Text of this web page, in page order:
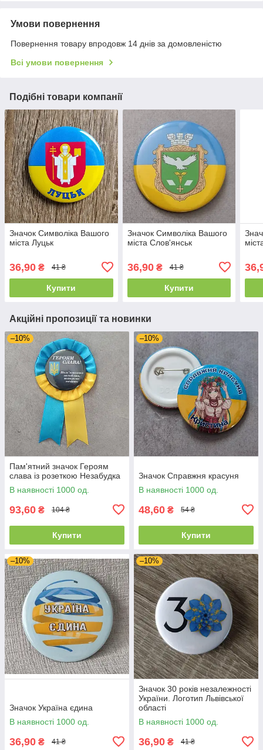
Умови повернення
Повернення товару впродовж 14 днів за домовленістю
Всі умови повернення
Подібні товари компанії
Значок Символіка Вашого
міста Луцьк
36,90 ₴ 41 ₴
Купити
Значок Символіка Вашого
міста Слов'янськ
36,90₴ 41 ₴
Купити
Акційні пропозиції та новинки
–10%
Пам'ятний значок Героям
слава із розеткою Незабудка
В наявності 1000 од.
93,60 ₴ 104 ₴
Купити
–10%
Значок Справжня красуня
В наявності 1000 од.
48,60 ₴ 54 ₴
Купити
–10%
Значок Україна єдина
В наявності 1000 од.
36,90 ₴ 41 ₴
–10%
Значок 30 років незалежності
України. Логотип Львівської
області
В наявності 1000 од.
36,90 ₴ 41 ₴